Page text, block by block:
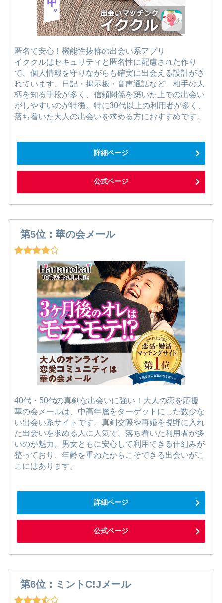
匿名で安心！機能性抜群の出会い系アプリ
イククルはセキュリティと匿名性に配慮された作り
で、個人情報を守りながらも確実に出会える設計がさ
れています。日記・掲示板・音声通話など、相手の人
柄を知る手段が多く、信頼関係を築いた上での出会い
がしやすいのが特徴。特に30代以上の利用者が多く、
落ち着いた大人の出会いを求める方におすすめです。
詳細ページ
公式ページ
第5位：華の会メール
40代・50代の真剣な出会いに強い！大人の恋を応援
華の会メールは、中高年層をターゲットにした数少な
い出会い系サイトです。真剣交際や再婚を視野に入れ
た出会いを求める人に人気で、落ち着いた利用者が多
いのが魅力。男女ともに安心して利用できる仕組みが
整っており、年齢を重ねたからこそできる出会いがこ
こにはあります。
詳細ページ
公式ページ
第6位：ミントC!Jメール